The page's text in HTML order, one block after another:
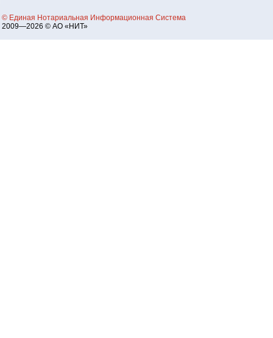
© Единая Нотариальная Информационная Система
2009—2026 © АО «НИТ»